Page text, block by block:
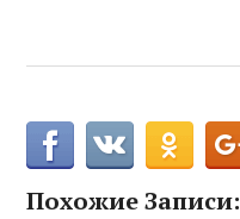
Похожие Записи: